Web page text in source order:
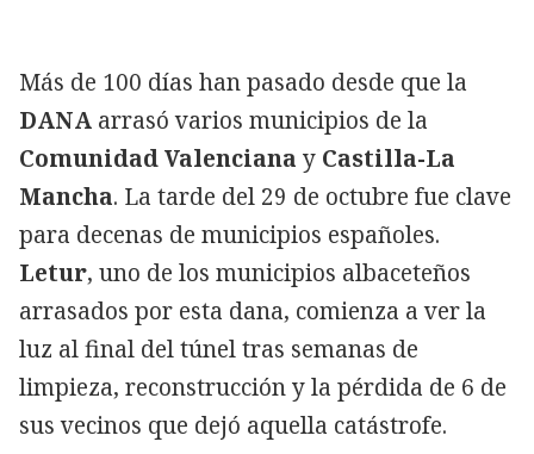
Más de 100 días han pasado desde que la
DANA arrasó varios municipios de la
Comunidad Valenciana y Castilla-La
Mancha. La tarde del 29 de octubre fue clave
para decenas de municipios españoles.
Letur, uno de los municipios albaceteños
arrasados por esta dana, comienza a ver la
luz al final del túnel tras semanas de
limpieza, reconstrucción y la pérdida de 6 de
sus vecinos que dejó aquella catástrofe.